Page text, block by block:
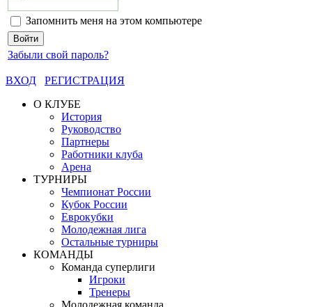
Запомнить меня на этом компьютере
Забыли свой пароль?
ВХОД
РЕГИСТРАЦИЯ
О КЛУБЕ
История
Руководство
Партнеры
Работники клуба
Арена
ТУРНИРЫ
Чемпионат России
Кубок России
Еврокубки
Молодежная лига
Остальные турниры
КОМАНДЫ
Команда суперлиги
Игроки
Тренеры
Молодежная команда